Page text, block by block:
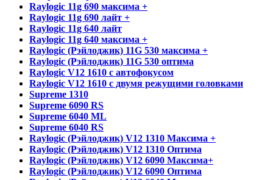
Raylogic 11g 690 максима +
Raylogic 11g 690 лайт +
Raylogic 11g 640 лайт
Raylogic 11g 640 максима +
Raylogic (Рэйлоджик) 11G 530 максима +
Raylogic (Рэйлоджик) 11G 530 оптима
Raylogic V12 1610 с автофокусом
Raylogic V12 1610 с двумя режущими головками
Supreme 1310
Supreme 6090 RS
Supreme 6040 ML
Supreme 6040 RS
Raylogic (Рэйлоджик) V12 1310 Максима +
Raylogic (Рэйлоджик) V12 1310 Оптима
Raylogic (Рэйлоджик) V12 6090 Максима+
Raylogic (Рэйлоджик) V12 6090 Оптима